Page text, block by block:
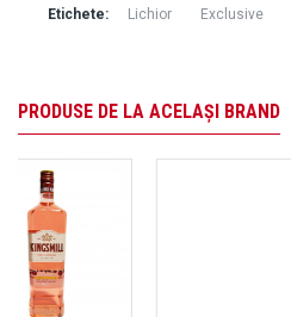
Etichete: Lichior Exclusive
PRODUSE DE LA ACELAȘI BRAND